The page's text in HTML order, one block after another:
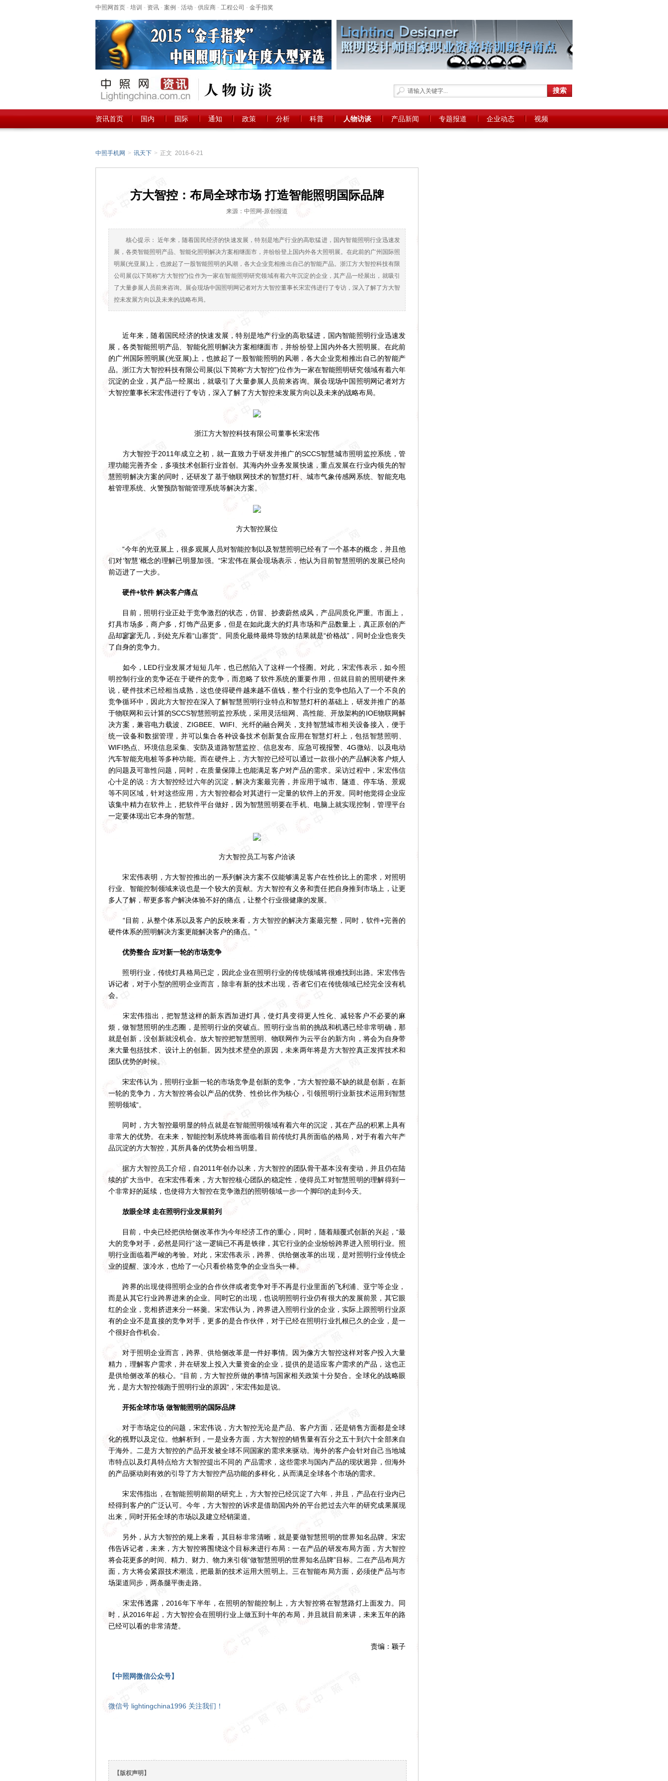
中照网首页 - 培训 - 资讯 - 案例 - 活动 - 供应商 - 工程公司 - 金手指奖
资讯首页 国内 国际 通知 政策 分析 科普 人物访谈 产品新闻 专题报道 企业动态 视频
中照手机网 > 讯天下 > 正文 2016-6-21
方大智控：布局全球市场 打造智能照明国际品牌
来源：中照网-原创报道
核心提示： 近年来，随着国民经济的快速发展，特别是地产行业的高歌猛进，国内智能照明行业迅速发
展，各类智能照明产品、智能化照明解决方案相继面市，并纷纷登上国内外各大照明展。在此前的广州国际照
明展(光亚展)上，也掀起了一股智能照明的风潮，各大企业竞相推出自己的智能产品。浙江方大智控科技有限
公司展(以下简称“方大智控”)位作为一家在智能照明研究领域有着六年沉淀的企业，其产品一经展出，就吸引
了大量参展人员前来咨询。展会现场中国照明网记者对方大智控董事长宋宏伟进行了专访，深入了解了方大智
控未发展方向以及未来的战略布局。
近年来，随着国民经济的快速发展，特别是地产行业的高歌猛进，国内智能照明行业迅速发
展，各类智能照明产品、智能化照明解决方案相继面市，并纷纷登上国内外各大照明展。在此前
的广州国际照明展(光亚展)上，也掀起了一股智能照明的风潮，各大企业竞相推出自己的智能产
品。浙江方大智控科技有限公司展(以下简称“方大智控”)位作为一家在智能照明研究领域有着六年
沉淀的企业，其产品一经展出，就吸引了大量参展人员前来咨询。展会现场中国照明网记者对方
大智控董事长宋宏伟进行了专访，深入了解了方大智控未发展方向以及未来的战略布局。
浙江方大智控科技有限公司董事长宋宏伟
方大智控于2011年成立之初，就一直致力于研发并推广的SCCS智慧城市照明监控系统，管
理功能完善齐全，多项技术创新行业首创。其海内外业务发展快速，重点发展在行业内领先的智
慧照明解决方案的同时，还研发了基于物联网技术的智慧灯杆、城市气象传感网系统、智能充电
桩管理系统、火警预防智能管理系统等解决方案。
方大智控展位
“今年的光亚展上，很多观展人员对智能控制以及智慧照明已经有了一个基本的概念，并且他
们对‘智慧’概念的理解已明显加强。“宋宏伟在展会现场表示，他认为目前智慧照明的发展已经向
前迈进了一大步。
硬件+软件 解决客户痛点
目前，照明行业正处于竞争激烈的状态，仿冒、抄袭蔚然成风，产品同质化严重。市面上，
灯具市场多，商户多，灯饰产品更多，但是在如此庞大的灯具市场和产品数量上，真正原创的产
品却寥寥无几，到处充斥着“山寨货”。同质化最终最终导致的结果就是“价格战”，同时企业也丧失
了自身的竞争力。
如今，LED行业发展才短短几年，也已然陷入了这样一个怪圈。对此，宋宏伟表示，如今照
明控制行业的竞争还在于硬件的竞争，而忽略了软件系统的重要作用，但就目前的照明硬件来
说，硬件技术已经相当成熟，这也使得硬件越来越不值钱，整个行业的竞争也陷入了一个不良的
竞争循环中，因此方大智控在深入了解智慧照明行业特点和智慧灯杆的基础上，研发并推广的基
于物联网和云计算的SCCS智慧照明监控系统，采用灵活组网、高性能、开放架构的IOE物联网解
决方案，兼容电力载波、ZIGBEE、WIFI、光纤的融合网关，支持智慧城市相关设备接入，便于
统一设备和数据管理，并可以集合各种设备技术创新复合应用在智慧灯杆上，包括智慧照明、
WIFI热点、环境信息采集、安防及道路智慧监控、信息发布、应急可视报警、4G微站、以及电动
汽车智能充电桩等多种功能。而在硬件上，方大智控已经可以通过一款很小的产品解决客户烦人
的问题及可靠性问题，同时，在质量保障上也能满足客户对产品的需求。采访过程中，宋宏伟信
心十足的说：方大智控经过六年的沉淀，解决方案最完善，并应用于城市、隧道、停车场、景观
等不同区域，针对这些应用，方大智控都会对其进行一定量的软件上的开发。同时他觉得企业应
该集中精力在软件上，把软件平台做好，因为智慧照明要在手机、电脑上就实现控制，管理平台
一定要体现出它本身的智慧。
方大智控员工与客户洽谈
宋宏伟表明，方大智控推出的一系列解决方案不仅能够满足客户在性价比上的需求，对照明
行业、智能控制领域来说也是一个较大的贡献。方大智控有义务和责任把自身推到市场上，让更
多人了解，帮更多客户解决体验不好的痛点，让整个行业很健康的发展。
“目前，从整个体系以及客户的反映来看，方大智控的解决方案最完整，同时，软件+完善的
硬件体系的照明解决方案更能解决客户的痛点。”
优势整合 应对新一轮的市场竞争
照明行业，传统灯具格局已定，因此企业在照明行业的传统领域将很难找到出路。宋宏伟告
诉记者，对于小型的照明企业而言，除非有新的技术出现，否者它们在传统领域已经完全没有机
会。
宋宏伟指出，把智慧这样的新东西加进灯具，使灯具变得更人性化、减轻客户不必要的麻
烦，做智慧照明的生态圈，是照明行业的突破点。照明行业当前的挑战和机遇已经非常明确，那
就是创新，没创新就没机会。放大智控把智慧照明、物联网作为云平台的新方向，将会为自身带
来大量包括技术、设计上的创新。因为技术壁垒的原因，未来两年将是方大智控真正发挥技术和
团队优势的时候。
宋宏伟认为，照明行业新一轮的市场竞争是创新的竞争，“方大智控最不缺的就是创新，在新
一轮的竞争力，方大智控将会以产品的优势、性价比作为核心，引领照明行业新技术运用到智慧
照明领域“。
同时，方大智控最明显的特点就是在智能照明领域有着六年的沉淀，其在产品的积累上具有
非常大的优势。在未来，智能控制系统终将面临着目前传统灯具所面临的格局，对于有着六年产
品沉淀的方大智控，其所具备的优势会相当明显。
据方大智控员工介绍，自2011年创办以来，方大智控的团队骨干基本没有变动，并且仍在陆
续的扩大当中。在宋宏伟看来，方大智控核心团队的稳定性，使得员工对智慧照明的理解得到一
个非常好的延续，也使得方大智控在竞争激烈的照明领域一步一个脚印的走到今天。
放眼全球 走在照明行业发展前列
目前，中央已经把供给侧改革作为今年经济工作的重心，同时，随着颠覆式创新的兴起，“最
大的竞争对手，必然是同行”这一逻辑已不再是铁律，其它行业的企业纷纷跨界进入照明行业。照
明行业面临着严峻的考验。对此，宋宏伟表示，跨界、供给侧改革的出现，是对照明行业传统企
业的提醒、泼冷水，也给了一心只看价格竞争的企业当头一棒。
跨界的出现使得照明企业的合作伙伴或者竞争对手不再是行业里面的飞利浦、亚宁等企业，
而是从其它行业跨界进来的企业。同时它的出现，也说明照明行业仍有很大的发展前景，其它眼
红的企业，竞相挤进来分一杯羹。宋宏伟认为，跨界进入照明行业的企业，实际上跟照明行业原
有的企业不是直接的竞争对手，更多的是合作伙伴，对于已经在照明行业扎根已久的企业，是一
个很好合作机会。
对于照明企业而言，跨界、供给侧改革是一件好事情。因为像方大智控这样对客户投入大量
精力，理解客户需求，并在研发上投入大量资金的企业，提供的是适应客户需求的产品，这也正
是供给侧改革的核心。“目前，方大智控所做的事情与国家相关政策十分契合。全球化的战略眼
光，是方大智控领跑于照明行业的原因“，宋宏伟如是说。
开拓全球市场 做智能照明的国际品牌
对于市场定位的问题，宋宏伟说，方大智控无论是产品、客户方面，还是销售方面都是全球
化的视野以及定位。他解析到，一是业务方面，方大智控的销售量有百分之五十到六十全部来自
于海外。二是方大智控的产品开发被全球不同国家的需求来驱动。海外的客户会针对自己当地城
市特点以及灯具特点给方大智控提出不同的 产品需求，这些需求与国内产品的现状迥异，但海外
的产品驱动则有效的引导了方大智控产品功能的多样化，从而满足全球各个市场的需求。
宋宏伟指出，在智能照明前期的研究上，方大智控已经沉淀了六年，并且，产品在行业内已
经得到客户的广泛认可。今年，方大智控的诉求是借助国内外的平台把过去六年的研究成果展现
出来，同时开拓全球的市场以及建立经销渠道。
另外，从方大智控的规上来看，其目标非常清晰，就是要做智慧照明的世界知名品牌。宋宏
伟告诉记者，未来，方大智控将围绕这个目标来进行布局：一在产品的研发布局方面，方大智控
将会花更多的时间、精力、财力、物力来引领“做智慧照明的世界知名品牌”目标。二在产品布局方
面，方大将会紧跟技术潮流，把最新的技术运用大照明上。三在智能布局方面，必须使产品与市
场渠道同步，两条腿平衡走路。
宋宏伟透露，2016年下半年，在照明的智能控制上，方大智控将在智慧路灯上面发力。同
时，从2016年起，方大智控会在照明行业上做五到十年的布局，并且就目前来讲，未来五年的路
已经可以看的非常清楚。
责编：颖子
【中照网微信公众号】
微信号 lightingchina1996 关注我们！
【版权声明】